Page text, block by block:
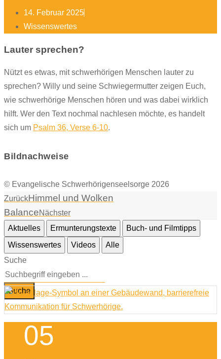
14. Februar 2025
Wissenswertes
Lauter sprechen?
Nützt es etwas, mit schwerhörigen Menschen lauter zu
sprechen? Willy und seine Schwiegermutter zeigen Euch,
wie schwerhörige Menschen hören und was dabei wirklich
hilft. Wer den Text nochmal nachlesen möchte, es handelt
sich um Psalm 36, Verse 6-10.
Bildnachweise
© Evangelische Schwerhörigenseelsorge 2026
ZurückHimmel und Wolken
BalanceNächster
Aktuelles
Ermunterungstexte
Buch- und Filmtipps
Wissenswertes
Videos
Alle
Suche
Suche
05